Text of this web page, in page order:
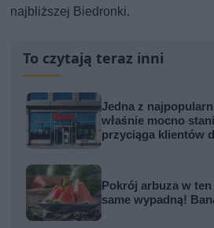
najbliższej Biedronki.
To czytają teraz inni
Jedna z
właśnie mocno
przyciąga klientów
Pokrój arbuza w
same wypadną!